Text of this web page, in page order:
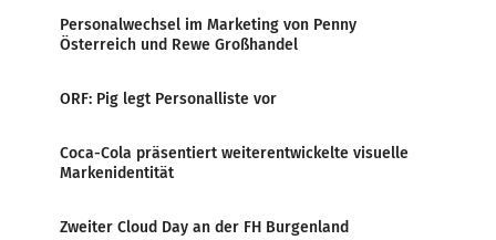
Personalwechsel im Marketing von Penny
Österreich und Rewe Großhandel
ORF: Pig legt Personalliste vor
Coca-Cola präsentiert weiterentwickelte visuelle
Markenidentität
Zweiter Cloud Day an der FH Burgenland